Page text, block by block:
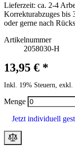
Lieferzeit: ca. 2-4
Korrekturabzuges bis
oder gerne nach
Artikelnummer
2058030-H
13,95 € *
Inkl. 19% Steuern, exkl.
Menge
Jetzt individuell